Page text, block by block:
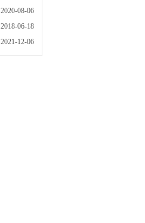
2020-08-06
2018-06-18
2021-12-06